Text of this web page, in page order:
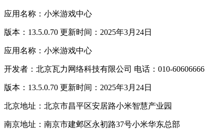
应用名称：小米游戏中心
版本：13.5.0.70 更新时间：2025年3月24日
应用名称：小米游戏中心
开发者：北京瓦力网络科技有限公司 电话：010-60606666
版本：13.5.0.70 更新时间：2025年3月24日
北京地址：北京市昌平区安居路小米智慧产业园
南京地址：南京市建邺区永初路37号小米华东总部